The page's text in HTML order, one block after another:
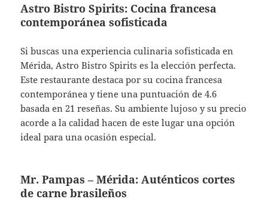
Astro Bistro Spirits: Cocina francesa
contemporánea sofisticada
Si buscas una experiencia culinaria sofisticada en
Mérida, Astro Bistro Spirits es la elección perfecta.
Este restaurante destaca por su cocina francesa
contemporánea y tiene una puntuación de 4.6
basada en 21 reseñas. Su ambiente lujoso y su precio
acorde a la calidad hacen de este lugar una opción
ideal para una ocasión especial.
Mr. Pampas – Mérida: Auténticos cortes
de carne brasileños